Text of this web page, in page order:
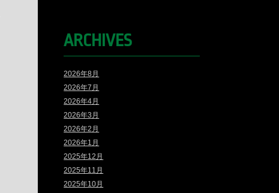
ARCHIVES
2026年8月
2026年7月
2026年4月
2026年3月
2026年2月
2026年1月
2025年12月
2025年11月
2025年10月